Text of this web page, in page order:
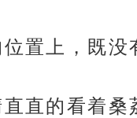
置上，既没
直的看着桑